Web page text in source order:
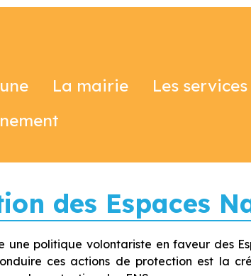
La mairie Les services
des Espaces
une politique volontariste en faveur des
ces actions de protection est la